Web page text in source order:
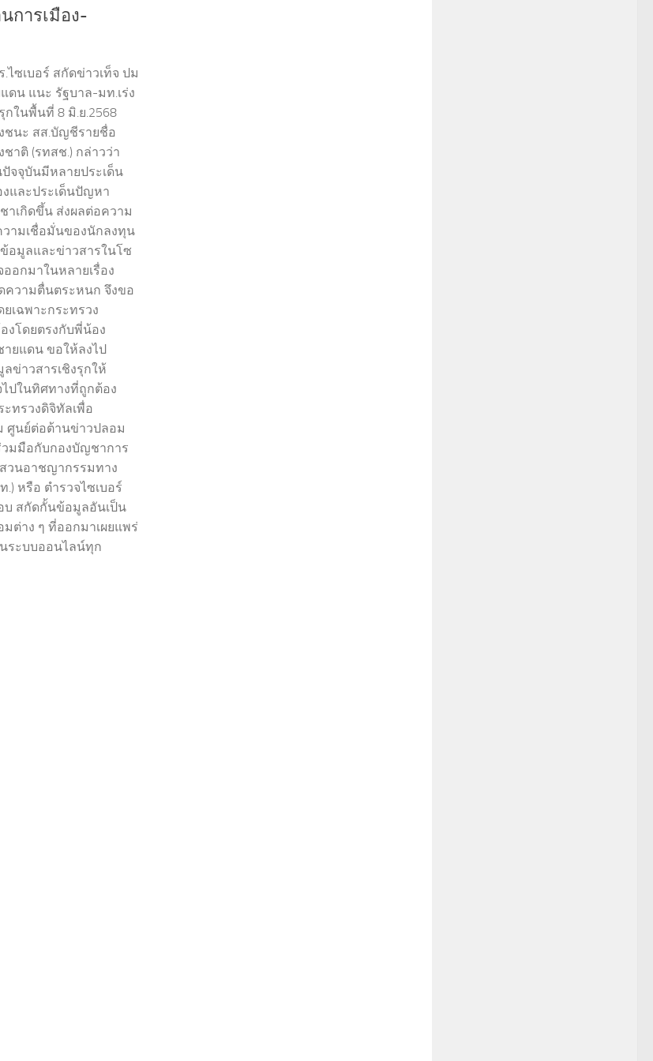
การเมือง-
.ไซเบอร์ สกัดข่าวเท็จ ปม
ดน แนะ รัฐบาล-มท.เร่ง
กในพื้นที่ 8 มิ.ย.2568
ชนะ สส.บัญชีรายชื่อ
าติ (รทสช.) กล่าวว่า
จจุบันมีหลายประเด็น
และประเด็นปัญหา
เกิดขึ้น ส่งผลต่อความ
ามเชื่อมั่นของนักลงทุน
อมูลและข่าวสารในโซ
ออกมาในหลายเรื่อง
ความตื่นตระหนก จึงขอ
ยเฉพาะกระทรวง
งโดยตรงกับพี่น้อง
ยแดน ขอให้ลงไป
ข่าวสารเชิงรุกให้
ปในทิศทางที่ถูกต้อง
ทรวงดิจิทัลเพื่อ
ศูนย์ต่อต้านข่าวปลอม
วมมือกับกองบัญชาการ
วนอาชญากรรมทาง
.) หรือ ตำรวจไซเบอร์
บ สกัดกั้นข้อมูลอันเป็น
มต่าง ๆ ที่ออกมาเผยแพร่
ระบบออนไลน์ทุก